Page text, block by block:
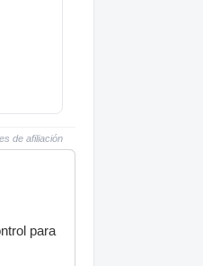
de afiliación
para